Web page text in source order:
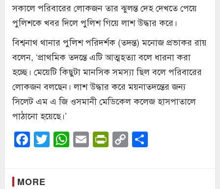
সকালে পরিবারের লোকজন তার ঝুলন্ত দেহ দেখতে পেয়ে
পুলিশকে খবর দিলে পুলিশ গিয়ে লাশ উদ্ধার করে।
বিশ্বনাথ থানার পুলিশ পরিদর্শক (তদন্ত) মনোজ প্রভাকর রায়
বলেন, ‘প্রাথমিক তদন্তে এটি আত্মহত্যা বলে ধারনা করা
হচ্ছে। মেয়েটি কিছুটা মানসিক সমস্যা ছিল বলে পরিবারের
লোকজন বলছেন। লাশ উদ্ধার করে ময়নাতদন্তের জন্য
সিলেট এম এ জি ওসমানী মেডিকেল কলেজ হাসপাতালে
পাঠানো হয়েছে।’
Facebook
Twitter
WhatsApp
EmailPrintFriendly
Copy
Link
MORE